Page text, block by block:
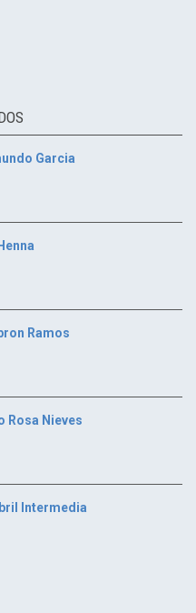
Garcia
Ramos
Rosa Nieves
Intermedia